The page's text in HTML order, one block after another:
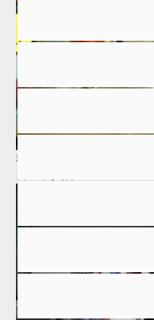
非常食よりやっぱり